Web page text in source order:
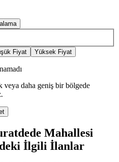
Fiyat Yüksek Fiyat
daha geniş bir bölgede
Mahallesi
İlgili İlanlar